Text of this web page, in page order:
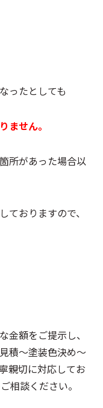
ったとしても
ません。
所があった場合以
ておりますので、
金額をご提示し、
積～塗装色決め～
親切に対応してお
相談ください。